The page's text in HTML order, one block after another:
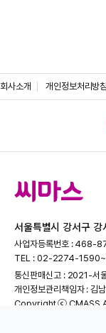
회사소개 개인정보처리방침
서울특별시 강서구
사업자등록번호 : 468-
TEL : 02-2274-
통신판매신고 : 2021-서
개인정보관리책임자 : 김
Copyright ⓒ CMASS